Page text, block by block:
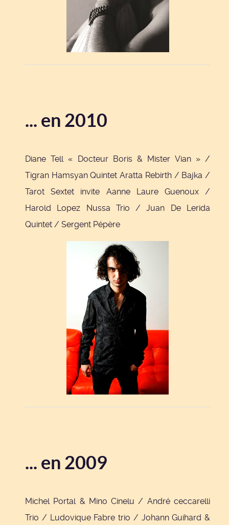
... en 2010
Diane Tell « Docteur Boris & Mister Vian » /
Tigran Hamsyan Quintet Aratta Rebirth / Bajka /
Tarot Sextet invite Aanne Laure Guenoux /
Harold Lopez Nussa Trio / Juan De Lerida
Quintet / Sergent Pépère
... en 2009
Michel Portal & Mino Cinelu / André ceccarelli
Trio / Ludovique Fabre trio / Johann Guihard &